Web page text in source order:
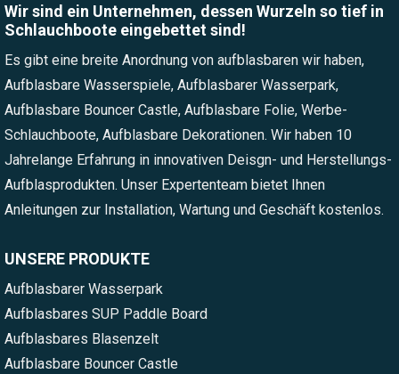
Wir sind ein Unternehmen, dessen Wurzeln so tief in
Schlauchboote eingebettet sind!
Es gibt eine breite Anordnung von aufblasbaren wir haben,
Aufblasbare Wasserspiele, Aufblasbarer Wasserpark,
Aufblasbare Bouncer Castle, Aufblasbare Folie, Werbe-
Schlauchboote, Aufblasbare Dekorationen. Wir haben 10
Jahrelange Erfahrung in innovativen Deisgn- und Herstellungs-
Aufblasprodukten. Unser Expertenteam bietet Ihnen
Anleitungen zur Installation, Wartung und Geschäft kostenlos.
UNSERE PRODUKTE
Aufblasbarer Wasserpark
Aufblasbares SUP Paddle Board
Aufblasbares Blasenzelt
Aufblasbare Bouncer Castle